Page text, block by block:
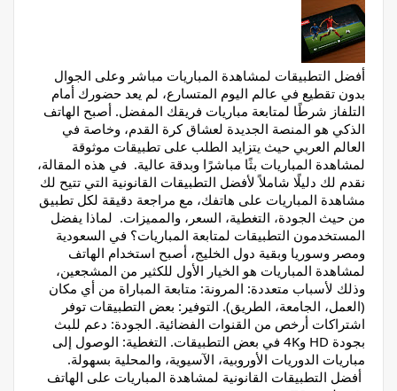
أفضل التطبيقات لمشاهدة المباريات مباشر وعلى الجوال
بدون تقطيع في عالم اليوم المتسارع، لم يعد حضورك أمام
التلفاز شرطًا لمتابعة مباريات فريقك المفضل. أصبح الهاتف
الذكي هو المنصة الجديدة لعشاق كرة القدم، وخاصة في
العالم العربي حيث يتزايد الطلب على تطبيقات موثوقة
لمشاهدة المباريات بثًا مباشرًا وبدقة عالية. في هذه المقالة،
نقدم لك دليلًا شاملاً لأفضل التطبيقات القانونية التي تتيح لك
مشاهدة المباريات على هاتفك، مع مراجعة دقيقة لكل تطبيق
من حيث الجودة، التغطية، السعر، والمميزات. لماذا يفضل
المستخدمون التطبيقات لمتابعة المباريات؟ في السعودية
ومصر وسوريا وبقية دول الخليج، أصبح استخدام الهاتف
لمشاهدة المباريات هو الخيار الأول للكثير من المشجعين،
وذلك لأسباب متعددة: المرونة: متابعة المباراة من أي مكان
(العمل، الجامعة، الطريق). التوفير: بعض التطبيقات توفر
اشتراكات أرخص من القنوات الفضائية. الجودة: دعم للبث
بجودة HD و4K في بعض التطبيقات. التغطية: الوصول إلى
مباريات الدوريات الأوروبية، الآسيوية، والمحلية بسهولة.
أفضل التطبيقات القانونية لمشاهدة المباريات على الهاتف